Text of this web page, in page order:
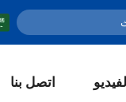
اتصل بنا